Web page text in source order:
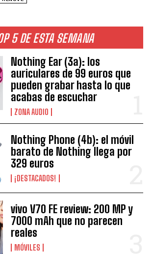
5 DE ESTA SEMANA
Nothing Ear (3a): los
auriculares de 99 euros que
pueden grabar hasta lo que
acabas de escuchar
ZONA AUDIO
Nothing Phone (4b): el móvil
barato de Nothing llega por
329 euros
¡DESTACADOS!
vivo V70 FE review: 200 MP y
7000 mAh que no parecen
reales
MÓVILES